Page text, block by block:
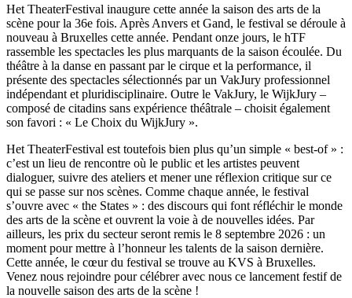
Het TheaterFestival inaugure cette année la saison des arts de la
scène pour la 36e fois. Après Anvers et Gand, le festival se déroule à
nouveau à Bruxelles cette année. Pendant onze jours, le hTF
rassemble les spectacles les plus marquants de la saison écoulée. Du
théâtre à la danse en passant par le cirque et la performance, il
présente des spectacles sélectionnés par un VakJury professionnel
indépendant et pluridisciplinaire. Outre le VakJury, le WijkJury –
composé de citadins sans expérience théâtrale – choisit également
son favori : « Le Choix du WijkJury ».
Het TheaterFestival est toutefois bien plus qu’un simple « best-of » :
c’est un lieu de rencontre où le public et les artistes peuvent
dialoguer, suivre des ateliers et mener une réflexion critique sur ce
qui se passe sur nos scènes. Comme chaque année, le festival
s’ouvre avec « the States » : des discours qui font réfléchir le monde
des arts de la scène et ouvrent la voie à de nouvelles idées. Par
ailleurs, les prix du secteur seront remis le 8 septembre 2026 : un
moment pour mettre à l’honneur les talents de la saison dernière.
Cette année, le cœur du festival se trouve au KVS à Bruxelles.
Venez nous rejoindre pour célébrer avec nous ce lancement festif de
la nouvelle saison des arts de la scène !